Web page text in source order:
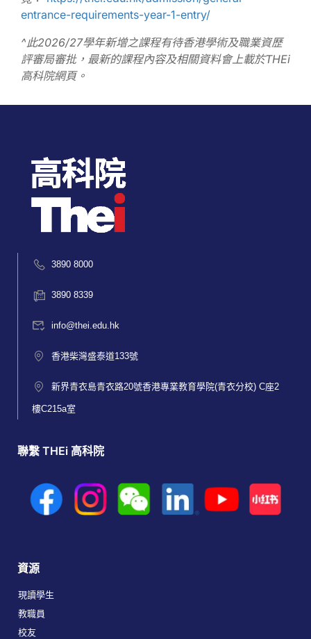
entrance-requirements-year-1-entry/
^此2026/27學年新增之課程有待香港學術及職業資歷
評審局審批，最新的課程內容及相關資料會上載於THEi
高科院網頁。
3890 8000
3890 8339
info@thei.edu.hk
香港柴灣盛泰道133號
新界青衣島青衣路20號香港專業教育學院(青衣分校) C座2
樓C215a室
聯繫 THEi 高科院
資源
現讀學生
教職員
校友